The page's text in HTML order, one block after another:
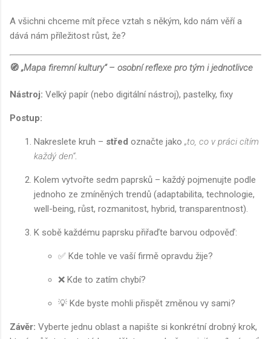
A všichni chceme mít přece vztah s někým, kdo nám věří a
dává nám příležitost růst, že?
🧭 „Mapa firemní kultury“ – osobní reflexe pro tým i jednotlivce
Nástroj: Velký papír (nebo digitální nástroj), pastelky, fixy
Postup:
Nakreslete kruh – střed označte jako „to, co v práci cítím
každý den“.
Kolem vytvořte sedm paprsků – každý pojmenujte podle
jednoho ze zmíněných trendů (adaptabilita, technologie,
well-being, růst, rozmanitost, hybrid, transparentnost).
K sobě každému paprsku přiřaďte barvou odpověď:
✅ Kde tohle ve vaší firmě opravdu žije?
❌ Kde to zatím chybí?
💡 Kde byste mohli přispět změnou vy sami?
Závěr: Vyberte jednu oblast a napište si konkrétní drobný krok,